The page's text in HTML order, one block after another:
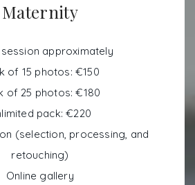
Maternity
approximately
of 15 photos: €150
of 25 photos: €180
pack: €220
(selection, processing, and
retouching)
Online gallery